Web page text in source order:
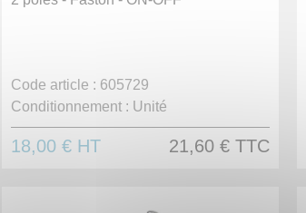
Code article : 605729
Conditionnement : Unité
18,00 € HT 21,60 € TTC